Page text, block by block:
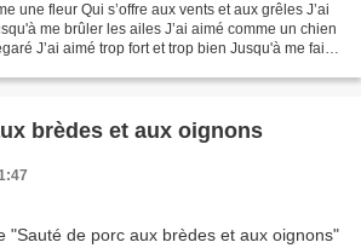
une fleur Qui s’offre aux vents et aux grêles J’ai
me brûler les ailes J’ai aimé comme un chien
J’ai aimé trop fort et trop bien Jusqu'à me faire
brèdes et aux oignons